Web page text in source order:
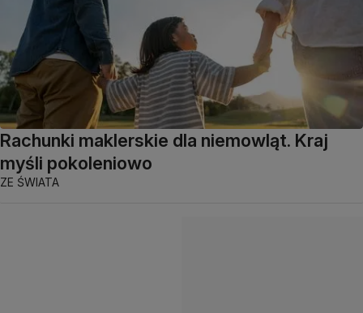
Rachunki maklerskie dla niemowląt. Kraj
myśli pokoleniowo
ZE ŚWIATA